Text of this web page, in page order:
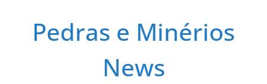
Pedras e Minérios
News